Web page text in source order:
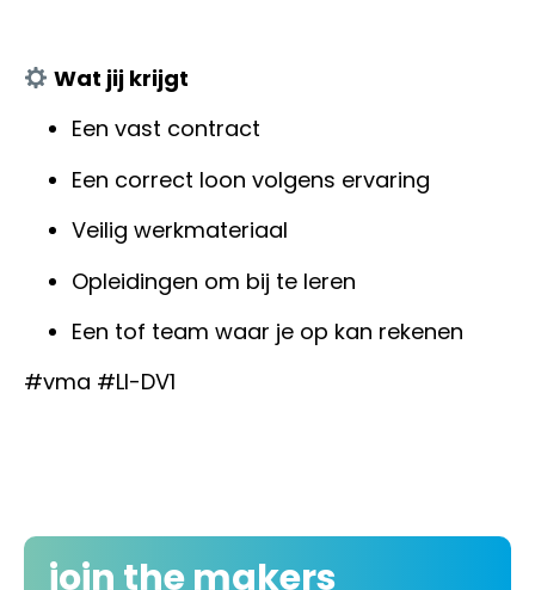
Wat jij krijgt
Een vast contract
Een correct loon volgens ervaring
Veilig werkmateriaal
Opleidingen om bij te leren
Een tof team waar je op kan rekenen
#vma #LI-DV1
join the makers